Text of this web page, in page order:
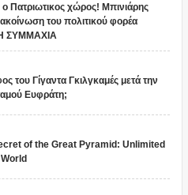
Πατριωτικος χώρος! Μπινιάρης
του πολιτικού φορέα
ΣΥΜΜΑΧΙΑ
του Γίγαντα Γκιλγκαμές μετά την
Ευφράτη;
of the Great Pyramid: Unlimited